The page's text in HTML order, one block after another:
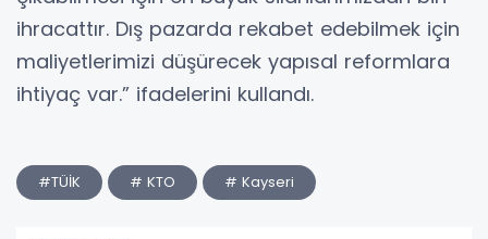
ihracattır. Dış pazarda rekabet edebilmek için
maliyetlerimizi düşürecek yapısal reformlara
ihtiyaç var.” ifadelerini kullandı.
#TÜİK # KTO # Kayseri